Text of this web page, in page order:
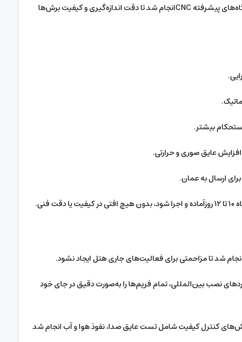
تولید در کارخانه‌ی دور و ویندو با استفاده از دستگاه‌های پیشرفته CNCانجام شد تا دقت اندازه‌گیری و کیفیت برش‌ها
شد تا مزاحمتی برای فعالیت‌های جاری هتل ایجاد نشود.
نصب بین‌المللی، تمام فریم‌ها را به‌صورت دقیق در جای خود
کنترل کیفیت شامل تست عایق صدا، نفوذ هوا و آب انجام شد